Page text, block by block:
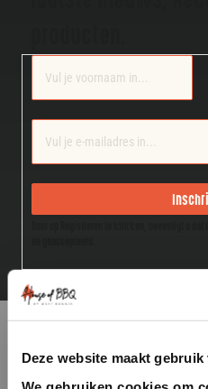
Deze website maakt
Section